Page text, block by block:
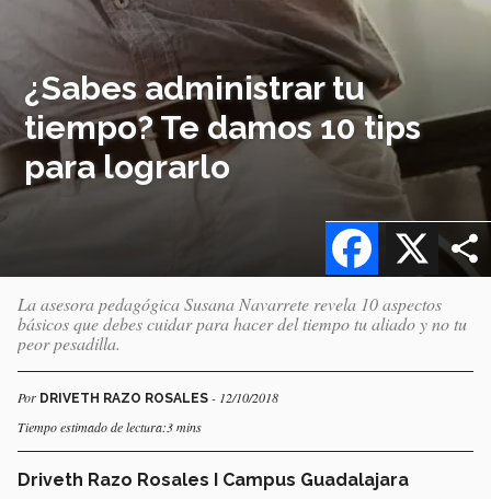
¿Sabes administrar tu
tiempo? Te damos 10 tips
para lograrlo
X
Facebook
La asesora pedagógica Susana Navarrete revela 10 aspectos
básicos que debes cuidar para hacer del tiempo tu aliado y no tu
peor pesadilla.
Por DRIVETH RAZO ROSALES - 12/10/2018
Tiempo estimado de lectura:3 mins
Driveth Razo Rosales I Campus Guadalajara